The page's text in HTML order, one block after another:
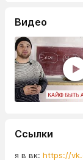
Видео
Ссылки
я в вк: https://